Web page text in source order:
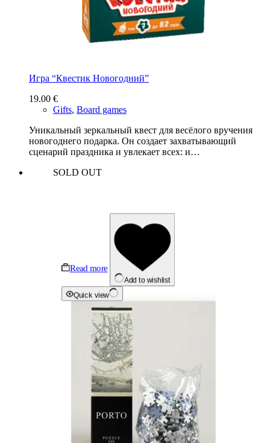
Игра “Квестик Новогодний”
19.00 €
Gifts, Board games
Уникальный зеркальный квест для весёлого вручения
новогоднего подарка. Он создает захватывающий
сценарий праздника и увлекает всех: и…
SOLD OUT
Read more
Add to wishlist
Quick view